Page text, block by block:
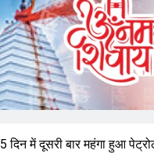
5 दिन में दूसरी बार महंगा हुआ